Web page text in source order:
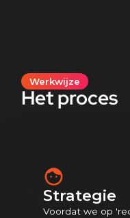
Werkwijze
Het proces
Strategie
Voordat we op